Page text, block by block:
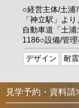
○経営主体/土浦
「神立駅」よ
自動車道「土
1186○設備/管
デザイン 耐震
見学予約・資料請